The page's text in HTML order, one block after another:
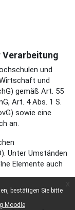
bestätigen Sie bitte
Moodle
Verarbeitung
und
und
gemäß Art. 55
Art. 4 Abs. 1 S.
sowie eine
an.
Unter Umständen
Elemente auch